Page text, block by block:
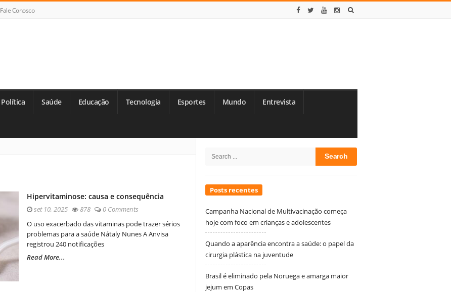
Fale Conosco
Política Saúde Educação Tecnologia Esportes Mundo Entrevista
Hipervitaminose: causa e consequência
set 10, 2025 878
0 Comments
O uso exacerbado das vitaminas pode trazer sérios
problemas para a saúde Nátaly Nunes A Anvisa
registrou 240 notificações
Read More...
Sidebar
Search
Posts recentes
Campanha Nacional de Multivacinação começa
hoje com foco em crianças e adolescentes
Quando a aparência encontra a saúde: o papel da
cirurgia plástica na juventude
Brasil é eliminado pela Noruega e amarga maior
jejum em Copas